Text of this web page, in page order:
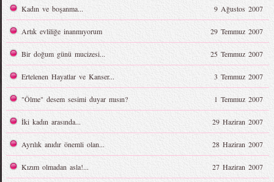
Kadın ve boşanma... 9 Ağustos 2007
Artık evliliğe inanmıyorum 29 Temmuz 2007
Bir doğum günü mucizesi... 25 Temmuz 2007
Ertelenen Hayatlar ve Kanser... 3 Temmuz 2007
"Ölme" desem sesimi duyar mısın? 1 Temmuz 2007
İki kadın arasında... 29 Haziran 2007
Ayrılık anıdır önemli olan... 28 Haziran 2007
Kızım olmadan asla!... 27 Haziran 2007